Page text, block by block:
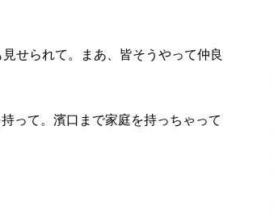
せられて。まあ、皆そうやって仲良
って。濱口まで家庭を持っちゃって